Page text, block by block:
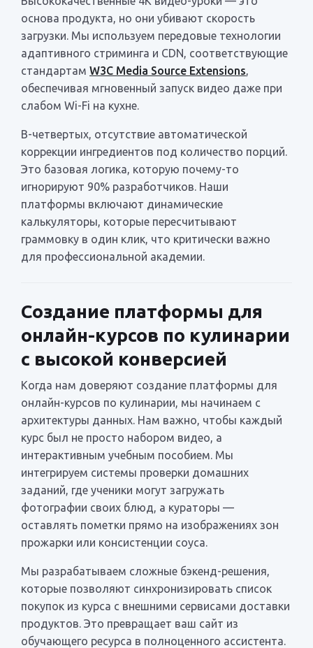
основа продукта, но они убивают скорость
загрузки. Мы используем передовые технологии
адаптивного стриминга и CDN, соответствующие
стандартам W3C Media Source Extensions,
обеспечивая мгновенный запуск видео даже при
слабом Wi-Fi на кухне.
В-четвертых, отсутствие автоматической
коррекции ингредиентов под количество порций.
Это базовая логика, которую почему-то
игнорируют 90% разработчиков. Наши
платформы включают динамические
калькуляторы, которые пересчитывают
граммовку в один клик, что критически важно
для профессиональной академии.
Создание платформы для
онлайн-курсов по кулинарии
с высокой конверсией
Когда нам доверяют создание платформы для
онлайн-курсов по кулинарии, мы начинаем с
архитектуры данных. Нам важно, чтобы каждый
курс был не просто набором видео, а
интерактивным учебным пособием. Мы
интегрируем системы проверки домашних
заданий, где ученики могут загружать
фотографии своих блюд, а кураторы —
оставлять пометки прямо на изображениях зон
прожарки или консистенции соуса.
Мы разрабатываем сложные бэкенд-решения,
которые позволяют синхронизировать список
покупок из курса с внешними сервисами доставки
продуктов. Это превращает ваш сайт из
обучающего ресурса в полноценного ассистента.